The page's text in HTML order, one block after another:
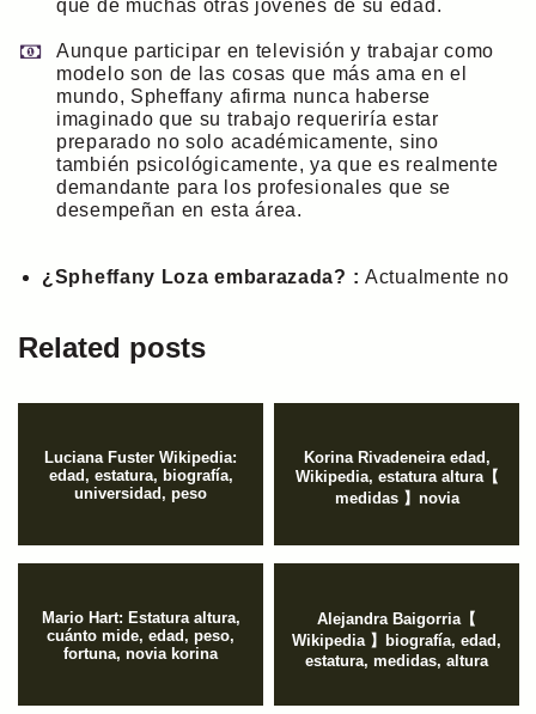
que de muchas otras jóvenes de su edad.
Aunque participar en televisión y trabajar como
modelo son de las cosas que más ama en el
mundo, Spheffany afirma nunca haberse
imaginado que su trabajo requeriría estar
preparado no solo académicamente, sino
también psicológicamente, ya que es realmente
demandante para los profesionales que se
desempeñan en esta área.
¿Spheffany Loza embarazada? : Actualmente no
Related posts
Luciana Fuster Wikipedia:
edad, estatura, biografía,
universidad, peso
Korina Rivadeneira edad,
Wikipedia, estatura altura【
medidas 】novia
Mario Hart: Estatura altura,
cuánto mide, edad, peso,
fortuna, novia korina
Alejandra Baigorria【
Wikipedia 】biografía, edad,
estatura, medidas, altura